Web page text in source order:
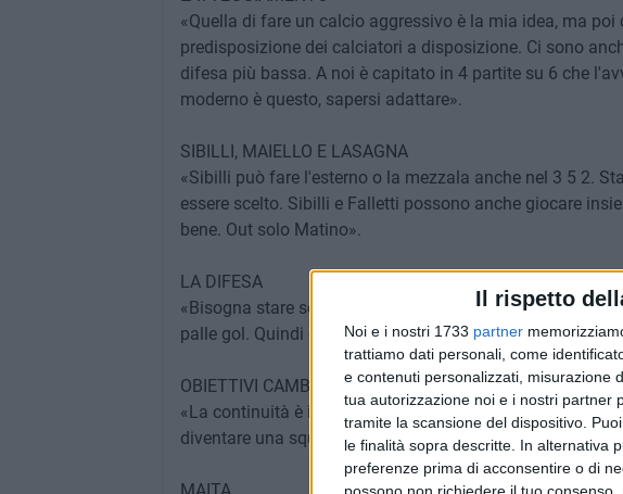
Il rispetto
Noi e i nostri 1733 partner
trattiamo dati personali, come
e contenuti personalizzati, misurazione
tua autorizzazione noi e i nostri partner
tramite la scansione del dispositivo.
le finalità sopra descritte. In alternativa
preferenze prima di acconsentire o di
«Quella di fare un calcio aggressivo è la mia idea, ma
predisposizione dei calciatori a disposizione. Ci sono
difesa più bassa. A noi è capitato in 4 partite su 6 che
moderno è questo, sapersi adattare».
SIBILLI, MAIELLO E LASAGNA
«Sibilli può fare l'esterno o la mezzala anche nel 3 5 2.
essere scelto. Sibilli e Falletti possono anche giocare
bene. Out solo Matino».
LA DIFESA
«Bisogna stare sempre con guardia alta. A Frosinone
palle gol. Quindi è sempre questione di atteggiamento».
OBIETTIVI CAMBIATI?
«La continuità è il fattore da ricercare. Come percorso di
diventare una squadra che sposterà l'asticella verso